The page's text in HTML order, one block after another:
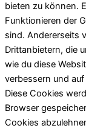
bieten zu können.
Funktionieren der
sind. Andererseits
Drittanbietern, die
wie du diese
verbessern und
Diese Cookies
Browser
Cookies